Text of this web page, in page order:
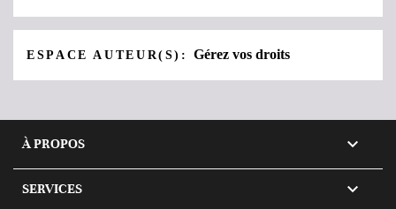
ESPACE AUTEUR(S):Gérez vos droits
À PROPOS 
SERVICES 